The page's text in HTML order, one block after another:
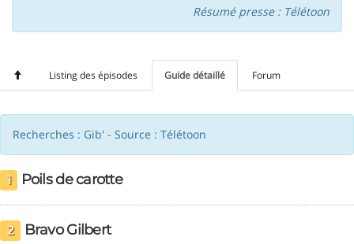
Résumé presse : Télétoon
Listing des épisodes Guide détaillé Forum
Recherches : Gib' - Source : Télétoon
1 Poils de carotte
2 Bravo Gilbert